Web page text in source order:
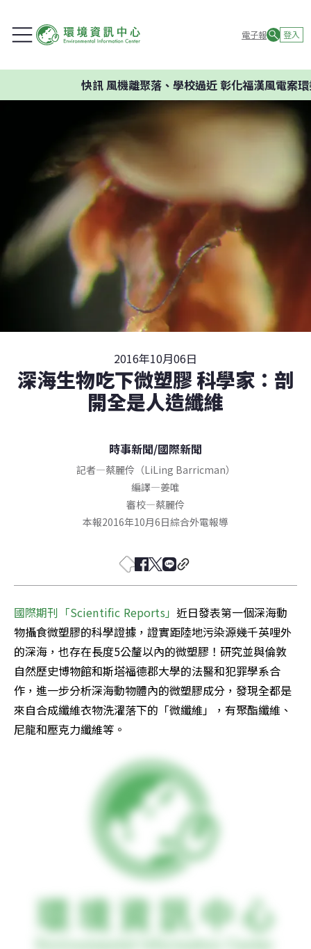
電子報 登入
風機離聚落、學校過近 彰化福漢風電案環委建
2016年10月06日
深海生物吃下微塑膠 科學家：剖
開全是人造纖維
時事新聞/國際新聞
記者—蔡麗伶（LiLing Barricman）
編譯—姜唯
審校—蔡麗伶
本報2016年10月6日綜合外電報導
國際期刊「Scientific Reports」 近日發表第一個深海動
物攝食微塑膠的科學證據，證實距陸地污染源幾千英哩外
的深海，也存在長度5公釐以內的微塑膠！研究並與倫敦
自然歷史博物館和斯塔福德郡大學的法醫和犯罪學系合
作，進一步分析深海動物體內的微塑膠成分，發現全都是
來自合成纖維衣物洗濯落下的「微纖維」，有聚酯纖維、
尼龍和壓克力纖維等。